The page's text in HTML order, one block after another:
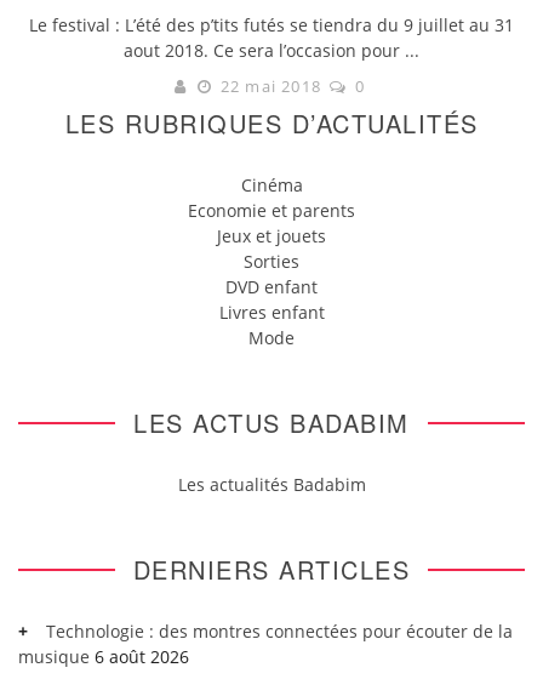
Le festival : L’été des p’tits futés se tiendra du 9 juillet au 31
aout 2018. Ce sera l’occasion pour ...
22 mai 2018 0
LES RUBRIQUES D’ACTUALITÉS
Cinéma
Economie et parents
Jeux et jouets
Sorties
DVD enfant
Livres enfant
Mode
LES ACTUS BADABIM
Les actualités Badabim
DERNIERS ARTICLES
Technologie : des montres connectées pour écouter de la
musique 6 août 2026